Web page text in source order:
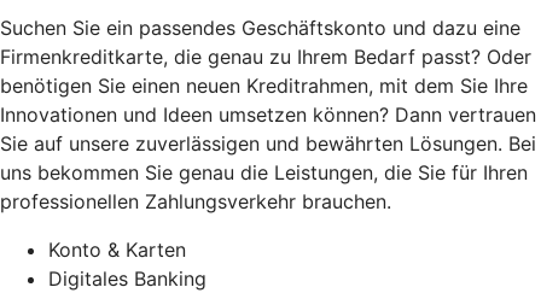
Suchen Sie ein passendes Geschäftskonto und dazu eine
Firmenkreditkarte, die genau zu Ihrem Bedarf passt? Oder
benötigen Sie einen neuen Kreditrahmen, mit dem Sie Ihre
Innovationen und Ideen umsetzen können? Dann vertrauen
Sie auf unsere zuverlässigen und bewährten Lösungen. Bei
uns bekommen Sie genau die Leistungen, die Sie für Ihren
professionellen Zahlungsverkehr brauchen.
Konto & Karten
Digitales Banking